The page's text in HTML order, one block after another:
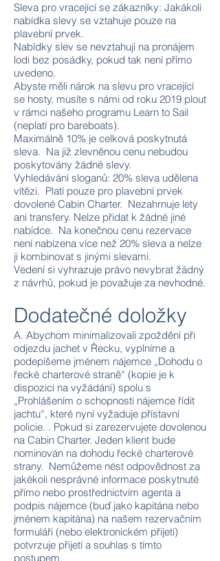
Sleva pro vracející se zákazníky: Jakákoli
nabídka slevy se vztahuje pouze na
plavební prvek.
Nabídky slev se nevztahují na pronájem
lodi bez posádky, pokud tak není přímo
uvedeno.
Abyste měli nárok na slevu pro vracející
se hosty, musíte s námi od roku 2019 plout
v rámci našeho programu Learn to Sail
(neplatí pro bareboats).
Maximálně 10% je celková poskytnutá
sleva. Na již zlevněnou cenu nebudou
poskytovány žádné slevy.
Vyhledávání sloganů: 20% sleva udělena
vítězi. Platí pouze pro plavební prvek
dovolené Cabin Charter. Nezahrnuje lety
ani transfery. Nelze přidat k žádné jiné
nabídce. Na konečnou cenu rezervace
není nabízena více než 20% sleva a nelze
ji kombinovat s jinými slevami.
Vedení si vyhrazuje právo nevybrat žádný
z návrhů, pokud je považuje za nevhodné.
Dodatečné doložky
A. Abychom minimalizovali zpoždění při
odjezdu jachet v Řecku, vyplníme a
podepíšeme jménem nájemce „Dohodu o
řecké charterové straně“ (kopie je k
dispozici na vyžádání) spolu s
„Prohlášením o schopnosti nájemce řídit
jachtu“, které nyní vyžaduje přístavní
policie. . Pokud si zarezervujete dovolenou
na Cabin Charter. Jeden klient bude
nominován na dohodu řecké charterové
strany. Nemůžeme nést odpovědnost za
jakékoli nesprávné informace poskytnuté
přímo nebo prostřednictvím agenta a
podpis nájemce (buď jako kapitána nebo
jménem kapitána) na našem rezervačním
formuláři (nebo elektronickém přijetí)
potvrzuje přijetí a souhlas s tímto
postupem.